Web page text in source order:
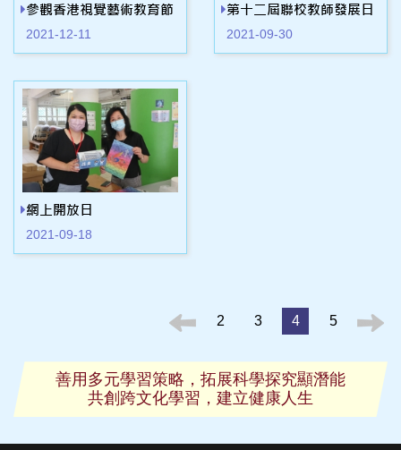
參觀香港視覺藝術教育節
2021-12-11
第十二屆聯校教師發展日
2021-09-30
網上開放日
2021-09-18
2 3 4 5
善用多元學習策略，拓展科學探究顯潛能
共創跨文化學習，建立健康人生